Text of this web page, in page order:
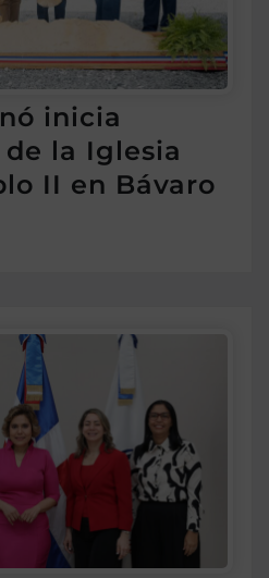
inicia
la Iglesia
II en Bávaro